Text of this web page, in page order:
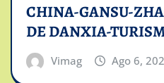
CHINA-GANSU-
DE DANXIA-
Vimag Ago 6,